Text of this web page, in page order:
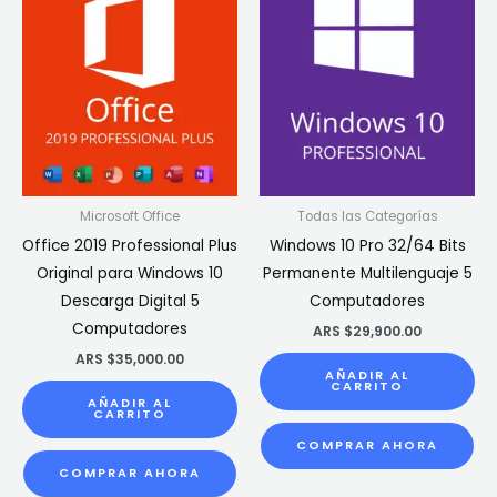
Microsoft Office
Office 2019 Professional Plus
Original para Windows 10
Descarga Digital 5
Computadores
ARS $35,000.00
AÑADIR AL
CARRITO
COMPRAR AHORA
Todas las Categorías
Windows 10 Pro 32/64 Bits
Permanente Multilenguaje 5
Computadores
ARS $29,900.00
AÑADIR AL
CARRITO
COMPRAR AHORA